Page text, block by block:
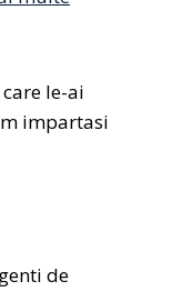
le-ai
impartasi
de